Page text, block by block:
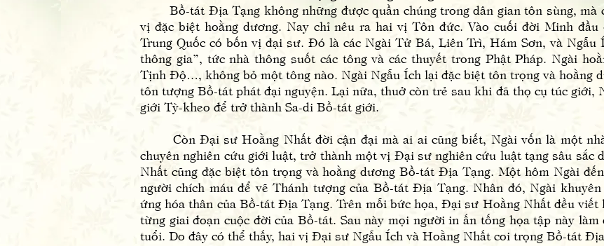
Bồ-tát Địa Tạng không những được quần chúng trong dân gian tôn sùng, mà
vị đặc biệt hoằng dương. Nay chỉ nêu ra hai vị Tôn đức. Vào cuối đời Minh
Trung Quốc có bốn vị đại sư. Đó là các Ngài Tử Bá, Liên Trì, Hám Sơn, và
thông gia”, tức nhà thông suốt các tông và các thuyết trong Phật Pháp. Ngài
Tịnh Độ…, không bỏ một tông nào. Ngài Ngẫu Ích lại đặc biệt tôn trọng và hoằng
tôn tượng Bồ-tát phát đại nguyện. Lại nữa, thuở còn trẻ sau khi đã thọ cụ túc giới,
giới Tỳ-kheo để trở thành Sa-di Bồ-tát giới.
Còn Đại sư Hoằng Nhất đời cận đại mà ai ai cũng biết, Ngài vốn là một nhà
chuyên nghiên cứu giới luật, trở thành một vị Đại sư nghiên cứu luật tạng sâu sắc
Nhất cũng đặc biệt tôn trọng và hoằng dương Bồ-tát Địa Tạng. Một hôm Ngài
người chích máu để vẽ Thánh tượng của Bồ-tát Địa Tạng. Nhân đó, Ngài
ứng hóa thân của Bồ-tát Địa Tạng. Trên mỗi bức họa, Đại sư Hoằng Nhất đều
từng giai đoạn cuộc đời của Bồ-tát. Sau này mọi người in ấn tống họa tập này
tuổi. Do đây có thể thấy, hai vị Đại sư Ngẫu Ích và Hoằng Nhất coi trọng Bồ-tát